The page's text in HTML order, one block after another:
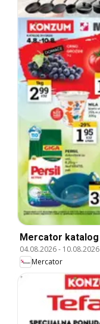
Mercator katalog
04.08.2026- 10.08.2026
Mercator